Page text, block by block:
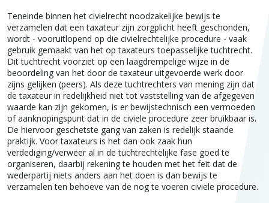
Teneinde binnen het civielrecht noodzakelijke bewijs te
verzamelen dat een taxateur zijn zorgplicht heeft geschonden,
wordt - vooruitlopend op die civielrechtelijke procedure - vaak
gebruik gemaakt van het op taxateurs toepasselijke tuchtrecht.
Dit tuchtrecht voorziet op een laagdrempelige wijze in de
beoordeling van het door de taxateur uitgevoerde werk door
zijns gelijken (peers). Als deze tuchtrechters van mening zijn dat
de taxateur in redelijkheid niet tot vaststelling van de afgegeven
waarde kan zijn gekomen, is er bewijstechnisch een vermoeden
of aanknopingspunt dat in de civiele procedure zeer bruikbaar is.
De hiervoor geschetste gang van zaken is redelijk staande
praktijk. Voor taxateurs is het dan ook zaak hun
verdediging/verweer al in de tuchtrechtelijke fase goed te
organiseren, daarbij rekening te houden met het feit dat de
wederpartij niets anders aan het doen is dan bewijs te
verzamelen ten behoeve van de nog te voeren civiele procedure.